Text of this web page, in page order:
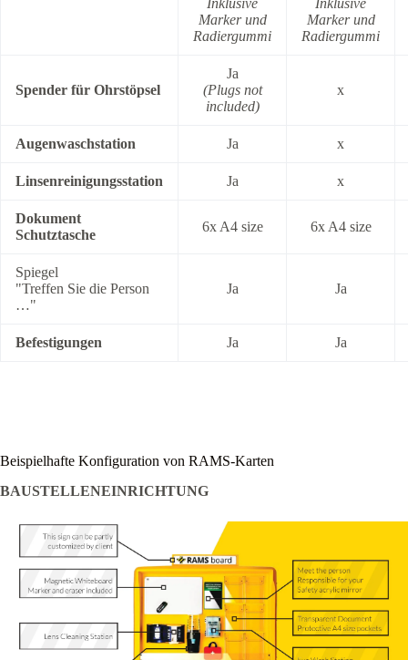
Inklusive
Marker und
Radiergummi
Inklusive
Marker und
Radiergummi
Spender für Ohrstöpsel
Ja
(Plugs not
included)
x
Augenwaschstation Ja x
Linsenreinigungsstation Ja x
Dokument
Schutztasche
6x A4 size 6x A4 size
Spiegel
"Treffen Sie die Person
…"
Ja Ja
Befestigungen Ja Ja
Beispielhafte Konfiguration von RAMS-Karten
BAUSTELLENEINRICHTUNG